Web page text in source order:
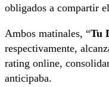
obligados a compartir
Ambos matinales, “Tu
respectivamente,
rating online,
anticipaba.